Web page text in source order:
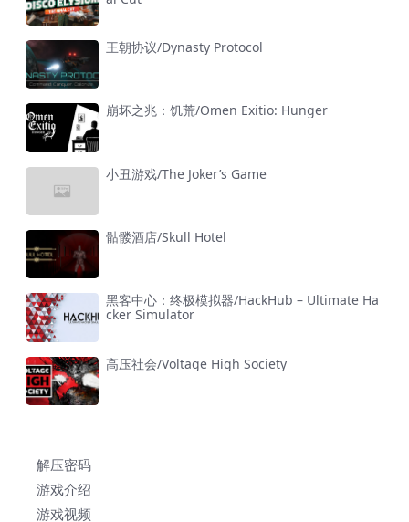
王朝协议/Dynasty Protocol
崩坏之兆：饥荒/Omen Exitio: Hunger
小丑游戏/The Joker’s Game
骷髅酒店/Skull Hotel
黑客中心：终极模拟器/HackHub – Ultimate Ha
cker Simulator
高压社会/Voltage High Society
解压密码
游戏介绍
游戏视频